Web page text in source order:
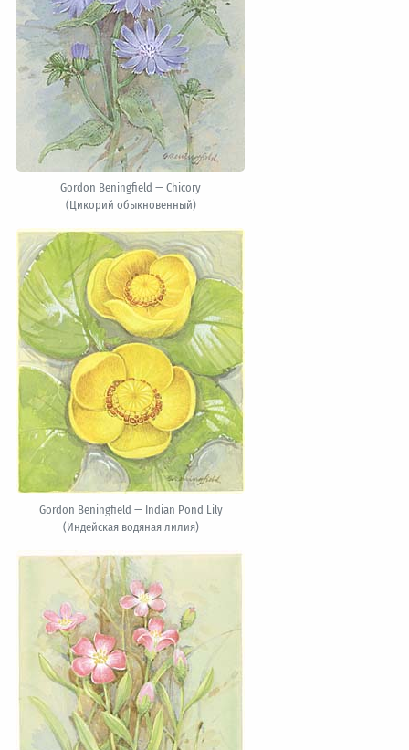
Gordon Beningfield — Chicory
(Цикорий обыкновенный)
Gordon Beningfield — Indian Pond Lily
(Индейская водяная лилия)